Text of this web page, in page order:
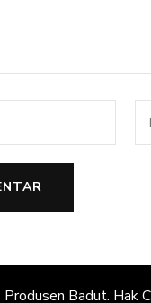
Produsen Badut. Hak